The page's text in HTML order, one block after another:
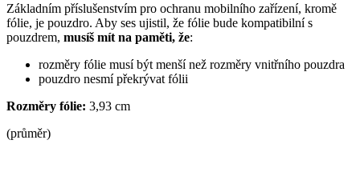
Základním příslušenstvím pro ochranu mobilního zařízení, kromě
fólie, je pouzdro. Aby ses ujistil, že fólie bude kompatibilní s
pouzdrem, musíš mít na paměti, že:
rozměry fólie musí být menší než rozměry vnitřního pouzdra
pouzdro nesmí překrývat fólii
Rozměry fólie: 3,93 cm
(průměr)